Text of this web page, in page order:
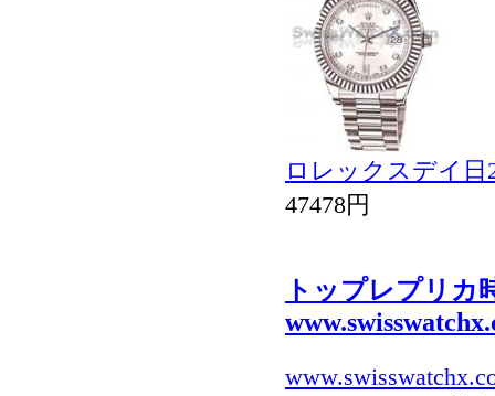
ロレックスデイ日
47478円
トップレプリカ